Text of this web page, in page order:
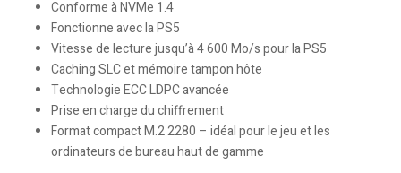
Conforme à NVMe 1.4
Fonctionne avec la PS5
Vitesse de lecture jusqu’à 4 600 Mo/s pour la PS5
Caching SLC et mémoire tampon hôte
Technologie ECC LDPC avancée
Prise en charge du chiffrement
Format compact M.2 2280 – idéal pour le jeu et les
ordinateurs de bureau haut de gamme